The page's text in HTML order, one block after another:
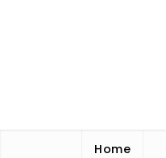
MS
Home